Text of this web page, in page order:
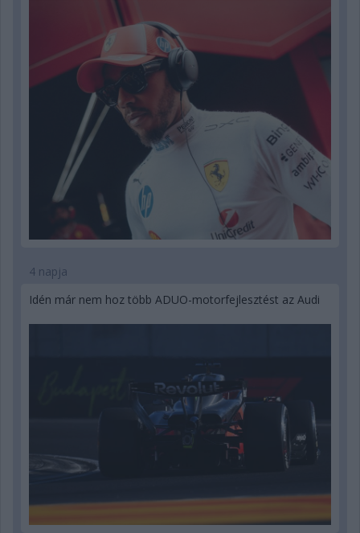
4 napja
Idén már nem hoz több ADUO-motorfejlesztést az Audi